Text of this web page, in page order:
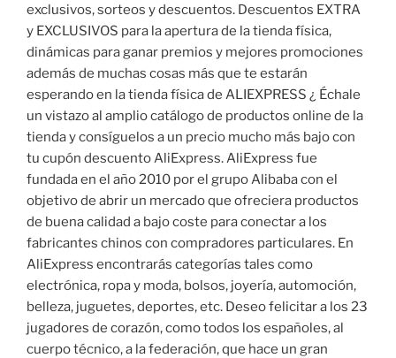
exclusivos, sorteos y descuentos. Descuentos EXTRA
y EXCLUSIVOS para la apertura de la tienda física,
dinámicas para ganar premios y mejores promociones
además de muchas cosas más que te estarán
esperando en la tienda física de ALIEXPRESS ¿ Échale
un vistazo al amplio catálogo de productos online de la
tienda y consíguelos a un precio mucho más bajo con
tu cupón descuento AliExpress. AliExpress fue
fundada en el año 2010 por el grupo Alibaba con el
objetivo de abrir un mercado que ofreciera productos
de buena calidad a bajo coste para conectar a los
fabricantes chinos con compradores particulares. En
AliExpress encontrarás categorías tales como
electrónica, ropa y moda, bolsos, joyería, automoción,
belleza, juguetes, deportes, etc. Deseo felicitar a los 23
jugadores de corazón, como todos los españoles, al
cuerpo técnico, a la federación, que hace un gran